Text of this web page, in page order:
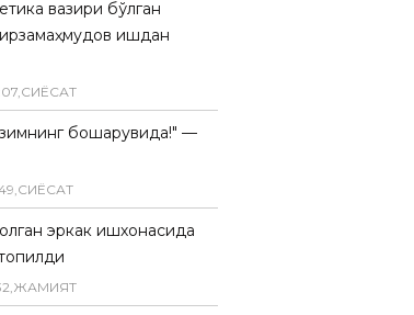
вазири бўлган
ишдан
07,СИËСАТ
бошқарувида!" —
,СИËСАТ
эркак ишхонасида
,ЖАМИЯТ